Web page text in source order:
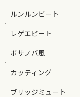
ルンルンビート
レゲエビート
ボサノバ風
カッティング
ブリッジミュート